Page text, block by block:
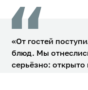
«От гостей
блюд. Мы
серьёзно: